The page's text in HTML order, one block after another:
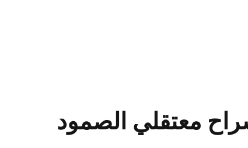
معتقلي الصمود